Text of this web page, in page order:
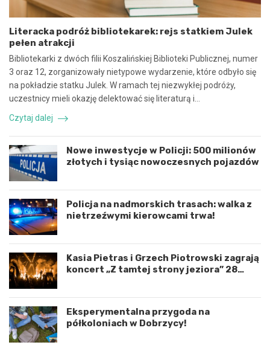
ó
ł
p
r
a
c
ę
i
k
o
o
r
d
y
n
a
c
j
ę
r
z
w
o
j
u
m
i
ę
e
c
z
n
e
z
d
a
r
z
e
n
i
e
d
r
o
g
o
w
p
o
d
K
o
s
z
a
Literacka podróż bibliotekarek: rejs statkiem Julek
pełen atrakcji
Bibliotekarki z dwóch filii Koszalińskiej Biblioteki Publicznej, numer
3 oraz 12, zorganizowały nietypowe wydarzenie, które odbyło się
na pokładzie statku Julek. W ramach tej niezwykłej podróży,
uczestnicy mieli okazję delektować się literaturą i…
Czytaj dalej
Nowe inwestycje w Policji: 500 milionów
złotych i tysiąc nowoczesnych pojazdów
Policja na nadmorskich trasach: walka z
nietrzeźwymi kierowcami trwa!
Kasia Pietras i Grzech Piotrowski zagrają
koncert „Z tamtej strony jeziora” 28
Eksperymentalna przygoda na
półkoloniach w Dobrzycy!